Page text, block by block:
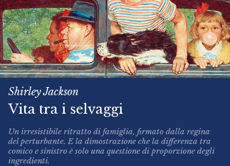
Shirley Jackson
Vita tra i selvaggi
Un irresistibile ritratto di famiglia, firmato dalla regina
del perturbante. E la dimostrazione che la differenza tra
comico e sinistro è solo una questione di proporzione degli
ingredienti.